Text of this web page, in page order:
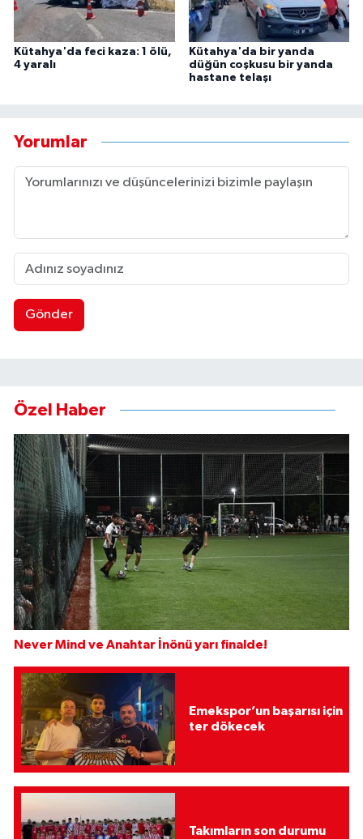
Kütahya'da feci kaza: 1 ölü,
4 yaralı
Kütahya'da bir yanda
düğün coşkusu bir yanda
hastane telaşı
Yorumlar
Gönder
Özel Haber
Never Mind ve Anahtar İnönü yarı finalde!
Emekspor’un başarısı için
ter dökecek
Takımların son durumu